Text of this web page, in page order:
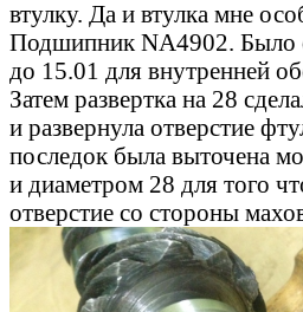
втулку. Да и втулка мне
Подшипник NA4902. Было
до 15.01 для внутренней
Затем развертка на 28
и развернула отверстие
последок была выточена
и диаметром 28 для того
отверстие со стороны